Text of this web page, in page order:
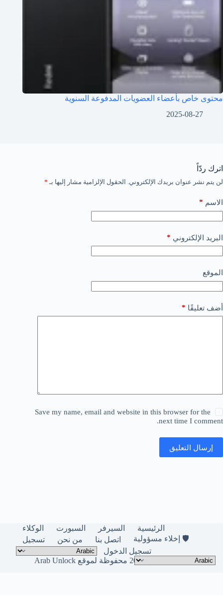
محتوى خاص بأعضاء العضويات المدفوعة السنوية
2025-08-27
اترك ردّاً
لن يتم نشر عنوان بريدك الإلكتروني. الحقول الإلزامية مشار إليها بـ *
الاسم *
البريد الإلكتروني *
الموقع
أضف تعليقًا *
Save my name, email and website in this browser for the
next time I comment.
إرسال التعليق
الرئيسية السيرفر السبورت
الوكلاء
🛡️ إخلاء مسؤولية
اتصل بنا من نحن
تسجيل
تسجيل الدخول
حقوق النشر © لعام 2026 محفوظة لموقع Arab Unlock